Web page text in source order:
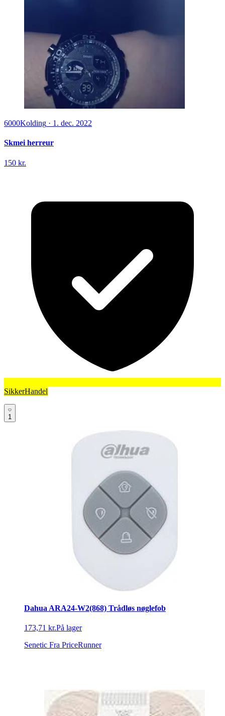
6000Kolding · 1. dec. 2022
Skmei herreur
150 kr.
SikkerHandel
1
Dahua ARA24-W2(868) Trådløs nøglefob
173,71 kr.På lager
Senetic Fra PriceRunner